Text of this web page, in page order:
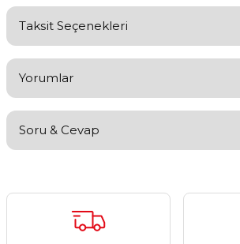
Taksit Seçenekleri
Yorumlar
Yorum Yaz
Soru & Cevap
Ürün hakkında henüz soru